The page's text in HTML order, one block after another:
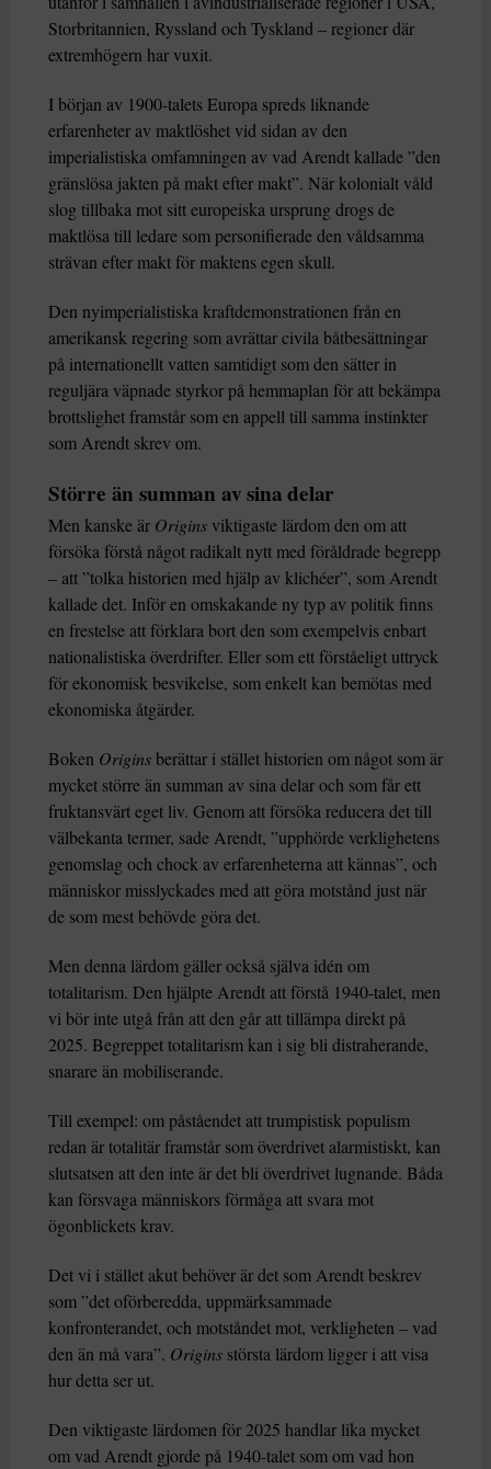
Storbritannien, Ryssland och Tyskland – regioner där
extremhögern har vuxit.
I början av 1900-talets Europa spreds liknande
erfarenheter av maktlöshet vid sidan av den
imperialistiska omfamningen av vad Arendt kallade ”den
gränslösa jakten på makt efter makt”. När kolonialt våld
slog tillbaka mot sitt europeiska ursprung drogs de
maktlösa till ledare som personifierade den våldsamma
strävan efter makt för maktens egen skull.
Den nyimperialistiska kraftdemonstrationen från en
amerikansk regering som avrättar civila båtbesättningar
på internationellt vatten samtidigt som den sätter in
reguljära väpnade styrkor på hemmaplan för att bekämpa
brottslighet framstår som en appell till samma instinkter
som Arendt skrev om.
Större än summan av sina delar
Men kanske är Origins viktigaste lärdom den om att
försöka förstå något radikalt nytt med föråldrade begrepp
– att ”tolka historien med hjälp av klichéer”, som Arendt
kallade det. Inför en omskakande ny typ av politik finns
en frestelse att förklara bort den som exempelvis enbart
nationalistiska överdrifter. Eller som ett förståeligt uttryck
för ekonomisk besvikelse, som enkelt kan bemötas med
ekonomiska åtgärder.
Boken Originsberättar i stället historien om något som är
mycket större än summan av sina delar och som får ett
fruktansvärt eget liv. Genom att försöka reducera det till
välbekanta termer, sade Arendt, ”upphörde verklighetens
genomslag och chock av erfarenheterna att kännas”, och
människor misslyckades med att göra motstånd just när
de som mest behövde göra det.
Men denna lärdom gäller också själva idén om
totalitarism. Den hjälpte Arendt att förstå 1940-talet, men
vi bör inte utgå från att den går att tillämpa direkt på
2025. Begreppet totalitarism kan i sig bli distraherande,
snarare än mobiliserande.
Till exempel: om påståendet att trumpistisk populism
redan är totalitär framstår som överdrivet alarmistiskt, kan
slutsatsen att den inte är det bli överdrivet lugnande. Båda
kan försvaga människors förmåga att svara mot
ögonblickets krav.
Det vi i stället akut behöver är det som Arendt beskrev
som ”det oförberedda, uppmärksammade
konfronterandet, och motståndet mot, verkligheten – vad
den än må vara”. Origins största lärdom ligger i att visa
hur detta ser ut.
Den viktigaste lärdomen för 2025 handlar lika mycket
om vad Arendt gjorde på 1940-talet som om vad hon